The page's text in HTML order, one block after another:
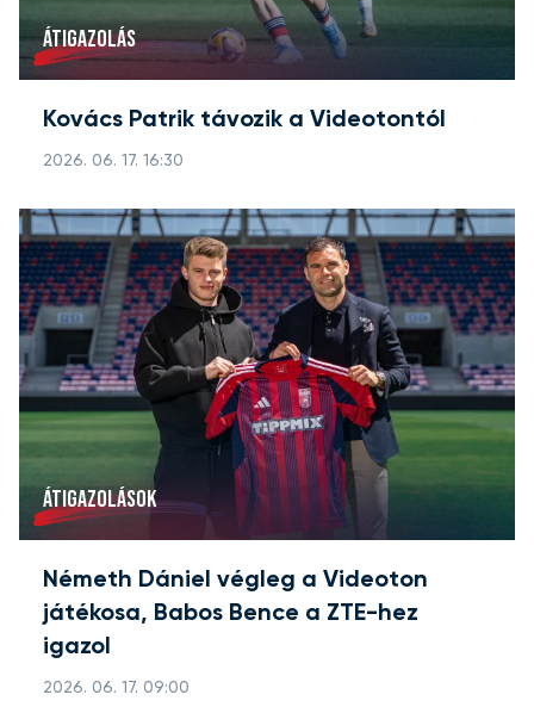
ÁTIGAZOLÁS
Kovács Patrik távozik a Videotontól
2026. 06. 17. 16:30
ÁTIGAZOLÁSOK
Németh Dániel végleg a Videoton
játékosa, Babos Bence a ZTE-hez
igazol
2026. 06. 17. 09:00